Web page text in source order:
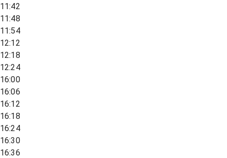
11:42
11:48
11:54
12:12
12:18
12:24
16:00
16:06
16:12
16:18
16:24
16:30
16:36